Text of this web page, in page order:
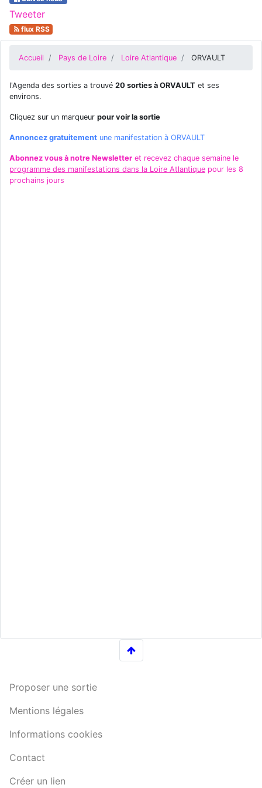
Tweeter
flux RSS
Accueil Pays de Loire Loire Atlantique ORVAULT
l'Agenda des sorties a trouvé 20 sorties à ORVAULT et ses
environs.
Cliquez sur un marqueur pour voir la sortie
Annoncez gratuitement une manifestation à ORVAULT
Abonnez vous à notre Newsletter et recevez chaque semaine le
programme des manifestations dans la Loire Atlantique pour les 8
prochains jours
Proposer une sortie
Mentions légales
Informations cookies
Contact
Créer un lien